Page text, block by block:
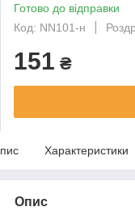
Готово до відправки
Код: NN101-н
151 ₴
Характеристики
Опис